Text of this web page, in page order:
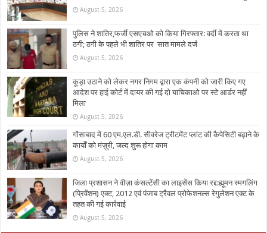
August 5, 2026
पुलिस ने शातिर,फर्जी एसएचओ को किया गिरफ्तार: वर्दी में करता था
ठगी; ठगी के पहले भी शातिर पर सात मामले दर्ज
August 5, 2026
कूड़ा उठाने को लेकर नगर निगम द्वारा एक कंपनी को जारी किए गए
आदेश पर हाई कोर्ट में दायर की गई दो याचिकाओ पर स्टे आर्डर नहीं
मिला
August 5, 2026
गोंसाबाद में 60 एम.एल.डी. सीवरेज ट्रीटमेंट प्लांट की कैपेसिटी बढ़ाने के
कार्यों को मंज़ूरी, जल्द शुरू होगा काम
August 5, 2026
जिला प्रशासन ने वीज़ा कंसल्टेंसी का लाइसेंस किया रद्द:ह्यूमन स्मगलिंग
(प्रिवेंशन) एक्ट, 2012 एवं पंजाब ट्रैवल प्रोफेशनल्स रेगुलेशन एक्ट के
तहत की गई कार्रवाई
August 5, 2026